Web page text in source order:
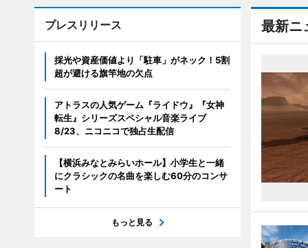
最新ニ
プレスリリース
採光や資産価値より「駐車」がネック！5割
超が避ける旗竿地の欠点
アトラスの人気ゲーム『ライドウ』『女神
転生』シリーズスペシャル音楽ライブ
8/23、ニコニコで独占生配信
【横浜みなとみらいホール】小学生と一緒
にクラシックの名曲を楽しむ60分のコンサ
ート
もっと見る